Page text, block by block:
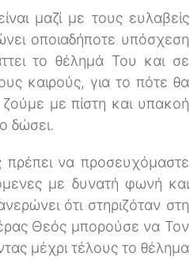
μαζί με τους ευλαβείς
οποιαδήποτε υπόσχεση
το θέλημά Του και σε
καιρούς, για το πότε θα
με πίστη και υπακοή
δώσει.
πρέπει να προσευχόμαστε
με δυνατή φωνή και
ότι στηριζόταν στη
Θεός μπορούσε να Τον
μέχρι τέλους το θέλημα